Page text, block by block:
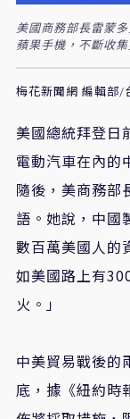
美國商務部長雷蒙
蘋果手機，不斷收
梅花新聞網 編輯部/
美國總統拜登日
電動汽車在內的
隨後，美商務部
語。她說，中國
數百萬美國人的
如美國路上有
火。」
中美貿易戰後的
底，據《紐約時